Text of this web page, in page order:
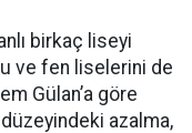
birkaç liseyi
ve fen liselerini de
Gülan’a göre
azalma,